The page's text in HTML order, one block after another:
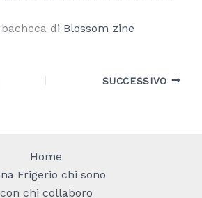
di Blossom zine
SUCCESSIVO
Home
Frigerio chi sono
con chi collaboro